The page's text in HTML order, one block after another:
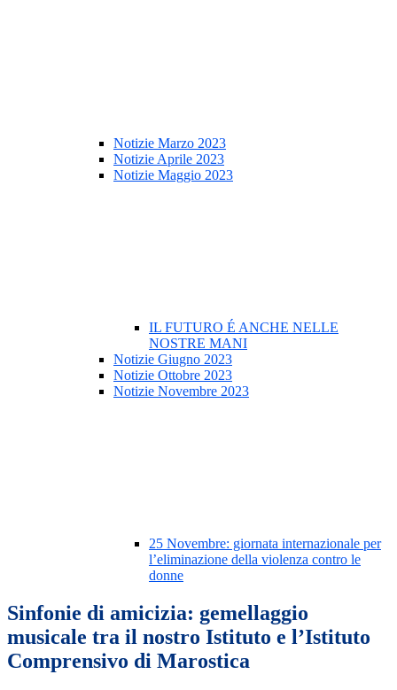
Notizie Marzo 2023
Notizie Aprile 2023
Notizie Maggio 2023
IL FUTURO É ANCHE NELLE
NOSTRE MANI
Notizie Giugno 2023
Notizie Ottobre 2023
Notizie Novembre 2023
25 Novembre: giornata internazionale per
l’eliminazione della violenza contro le
donne
Sinfonie di amicizia: gemellaggio
musicale tra il nostro Istituto e l’Istituto
Comprensivo di Marostica